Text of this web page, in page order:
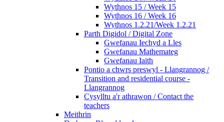
Wythnos 15 / Week 15
Wythnos 16 / Week 16
Wythnos 1.2.21/Week 1.2.21
Parth Digidol / Digital Zone
Gwefanau Iechyd a Lles
Gwefanau Mathemateg
Gwefanau Iaith
Pontio a chwrs preswyl - Llangrannog /
Transition and residential course -
Llangrannog
Cysylltu a'r athrawon / Contact the
teachers
Meithrin